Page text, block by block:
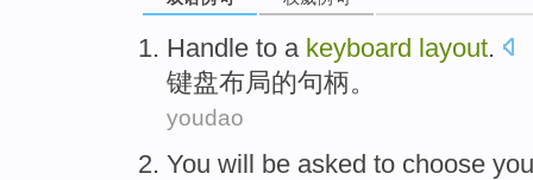
Handle to a keyboard layout.
键盘布局的句柄。
youdao
You will be asked to choose